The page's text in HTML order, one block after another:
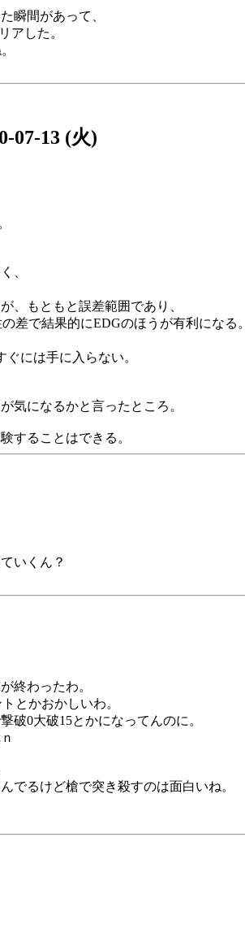
瞬間があって、
アした。
07-13 (火)
、
、もともと誤差範囲であり、
差で結果的にEDGのほうが有利になる。
には手に入らない。
気になるかと言ったところ。
することはできる。
いくん？
終わったわ。
とかおかしいわ。
破0大破15とかになってんのに。
でるけど槍で突き殺すのは面白いね。